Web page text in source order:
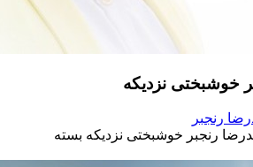
نزدیکه
خوشبختی نزدیکهبسته